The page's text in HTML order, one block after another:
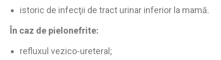
istoric de infecţii de tract urinar inferior la mamă.
În caz de pielonefrite:
refluxul vezico-ureteral;